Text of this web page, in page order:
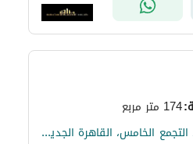
:174 متر مربع
شقة للايجار في كمباوند VGK، التجمع الخامس، القاهرة الجديدة